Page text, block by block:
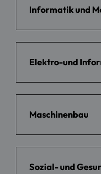
Informatik und
Elektro-und
Maschinenbau
Sozial- und